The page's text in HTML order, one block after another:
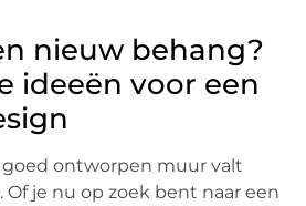
nieuw behang?
ideeën voor een
goed ontworpen muur valt
je nu op zoek bent naar een